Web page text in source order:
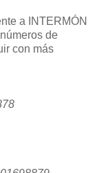
a INTERMÓN
de
con más